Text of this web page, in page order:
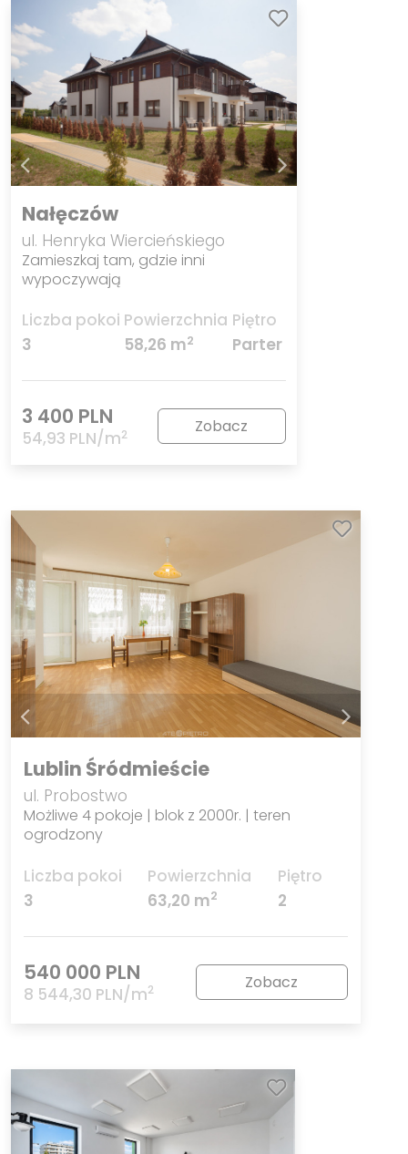
Nałęczów
ul. Henryka Wiercieńskiego
Zamieszkaj tam, gdzie inni
wypoczywają
Liczba pokoi
3
Powierzchnia
58,26 m2
Piętro
Parter
3 400 PLN
54,93 PLN/m2 Zobacz
Lublin Śródmieście
ul. Probostwo
Możliwe 4 pokoje | blok z 2000r. | teren
ogrodzony
Liczba pokoi
3
Powierzchnia
63,20 m2
Piętro
2
540 000 PLN
8 544,30 PLN/m2 Zobacz